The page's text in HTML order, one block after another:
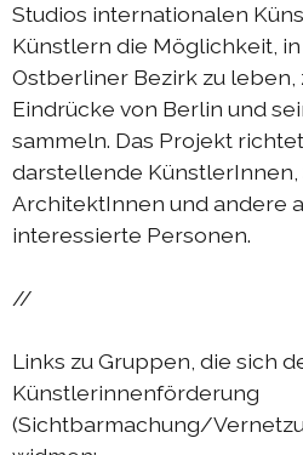
Austausch Berlin-Die 2018
Austausch Die-Berlin 2018
Sommerprogramm 2018
komplizen & links
DIEresidenz Berlin
Studios internationalen
Künstlern die Möglichkeit,
Ostberliner Bezirk zu leben,
Eindrücke von Berlin und
sammeln. Das Projekt
darstellende
ArchitektInnen und andere
interessierte Personen.
//
Links zu Gruppen, die sich
Künstlerinnenförderung
(Sichtbarmachung/